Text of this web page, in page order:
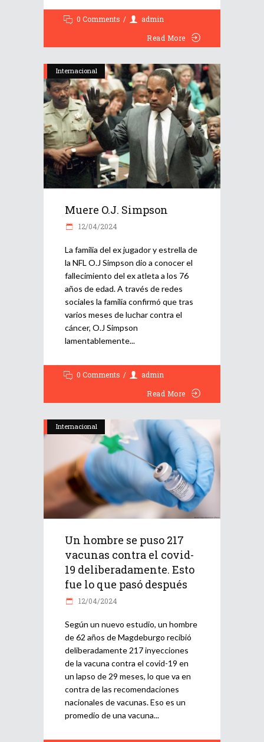
0 Comments
admin
Read More
Internacional
Muere O.J. Simpson
12/04/2024
La familia del ex jugador y estrella de
la NFL O.J Simpson dio a conocer el
fallecimiento del ex atleta a los 76
años de edad. A través de redes
sociales la familia confirmó que tras
varios meses de luchar contra el
cáncer, O.J Simpson
lamentablemente
0 Comments
admin
Read More
Internacional
Un hombre se puso 217
vacunas contra el covid-
19 deliberadamente. Esto
fue lo que pasó después
12/04/2024
Según un nuevo estudio, un hombre
de 62 años de Magdeburgo recibió
deliberadamente 217 inyecciones
de la vacuna contra el covid-19 en
un lapso de 29 meses, lo que va en
contra de las recomendaciones
nacionales de vacunas. Eso es un
promedio de una vacuna